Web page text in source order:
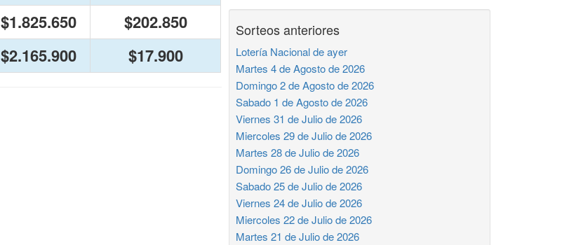
$1.825.650
$202.850
$2.165.900 $17.900
Sorteos anteriores
Lotería Nacional de ayer
Martes 4 de Agosto de 2026
Domingo 2 de Agosto de 2026
Sabado 1 de Agosto de 2026
Viernes 31 de Julio de 2026
Miercoles 29 de Julio de 2026
Martes 28 de Julio de 2026
Domingo 26 de Julio de 2026
Sabado 25 de Julio de 2026
Viernes 24 de Julio de 2026
Miercoles 22 de Julio de 2026
Martes 21 de Julio de 2026